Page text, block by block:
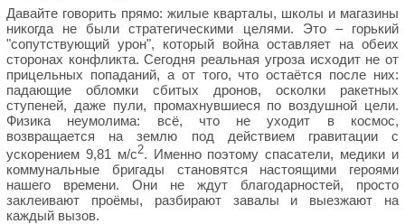
Давайте говорить прямо: жилые кварталы, школы и магазины
никогда не были стратегическими целями. Это – горький
"сопутствующий урон", который война оставляет на обеих
сторонах конфликта. Сегодня реальная угроза исходит не от
прицельных попаданий, а от того, что остаётся после них:
падающие обломки сбитых дронов, осколки ракетных
ступеней, даже пули, промахнувшиеся по воздушной цели.
Физика неумолима: всё, что не уходит в космос,
возвращается на землю под действием гравитации с
ускорением 9,81 м/с2. Именно поэтому спасатели, медики и
коммунальные бригады становятся настоящими героями
нашего времени. Они не ждут благодарностей, просто
заклеивают проёмы, разбирают завалы и выезжают на
каждый вызов.